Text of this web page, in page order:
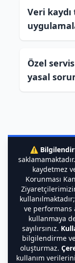
Veri
Özel
yasal
⚠️
kaydetmez
Korunması
ve performans
kullanmaya
sayılırsınız.
bilgilendirme
oluşturmaz.
kullanım